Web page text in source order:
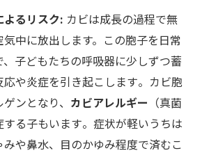
よるリスク: カビは成長の過程で無
中に放出します。この胞子を日常
子どもたちの呼吸器に少しずつ蓄
や炎症を引き起こします​。カビ胞
ンとなり、 カビアレルギー （真菌
る子もいます​。症状が軽いうちは
や鼻水、目のかゆみ程度で済むこ